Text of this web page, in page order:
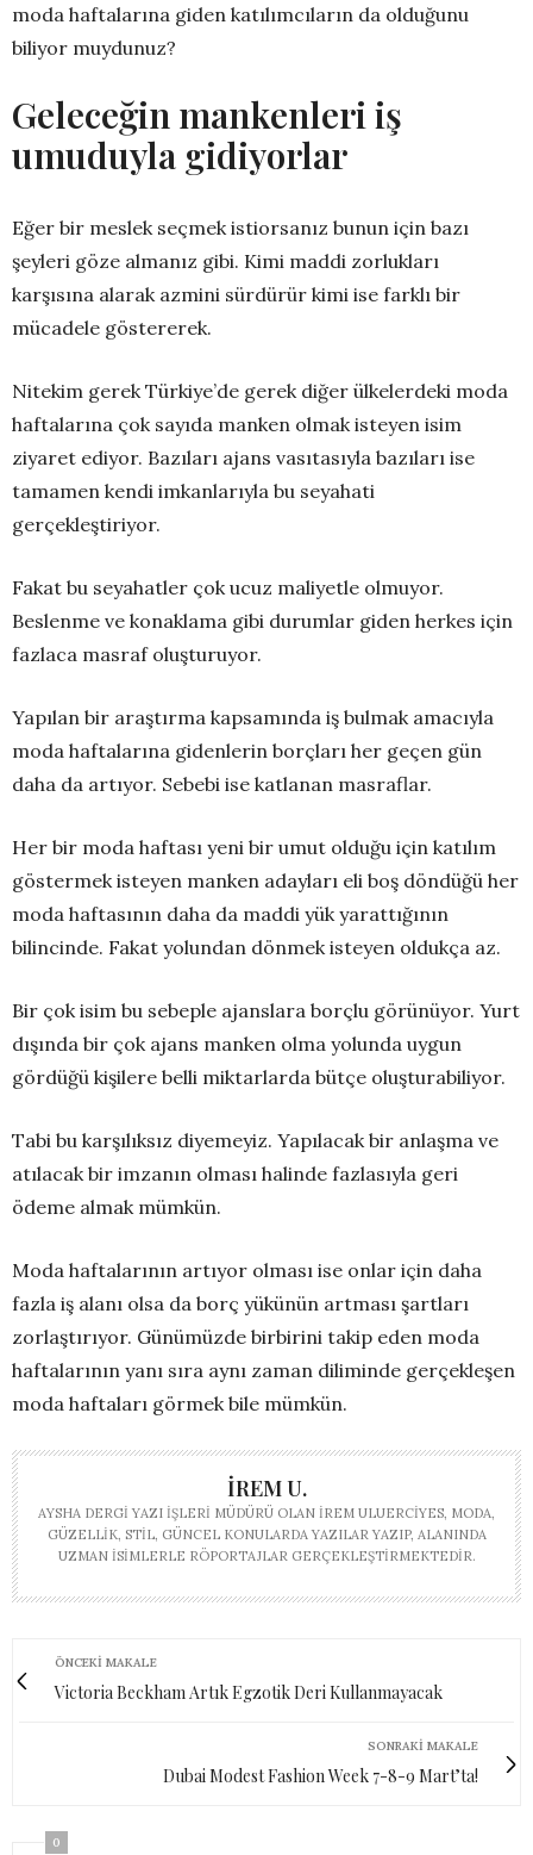
moda haftalarına giden katılımcıların da olduğunu
biliyor muydunuz?
Geleceğin mankenleri iş
umuduyla gidiyorlar
Eğer bir meslek seçmek istiorsanız bunun için bazı
şeyleri göze almanız gibi. Kimi maddi zorlukları
karşısına alarak azmini sürdürür kimi ise farklı bir
mücadele göstererek.
Nitekim gerek Türkiye’de gerek diğer ülkelerdeki moda
haftalarına çok sayıda manken olmak isteyen isim
ziyaret ediyor. Bazıları ajans vasıtasıyla bazıları ise
tamamen kendi imkanlarıyla bu seyahati
gerçekleştiriyor.
Fakat bu seyahatler çok ucuz maliyetle olmuyor.
Beslenme ve konaklama gibi durumlar giden herkes için
fazlaca masraf oluşturuyor.
Yapılan bir araştırma kapsamında iş bulmak amacıyla
moda haftalarına gidenlerin borçları her geçen gün
daha da artıyor. Sebebi ise katlanan masraflar.
Her bir moda haftası yeni bir umut olduğu için katılım
göstermek isteyen manken adayları eli boş döndüğü her
moda haftasının daha da maddi yük yarattığının
bilincinde. Fakat yolundan dönmek isteyen oldukça az.
Bir çok isim bu sebeple ajanslara borçlu görünüyor. Yurt
dışında bir çok ajans manken olma yolunda uygun
gördüğü kişilere belli miktarlarda bütçe oluşturabiliyor.
Tabi bu karşılıksız diyemeyiz. Yapılacak bir anlaşma ve
atılacak bir imzanın olması halinde fazlasıyla geri
ödeme almak mümkün.
Moda haftalarının artıyor olması ise onlar için daha
fazla iş alanı olsa da borç yükünün artması şartları
zorlaştırıyor. Günümüzde birbirini takip eden moda
haftalarının yanı sıra aynı zaman diliminde gerçekleşen
moda haftaları görmek bile mümkün.
İREM U.
AYSHA DERGI YAZI İŞLERI MÜDÜRÜ OLAN İREM ULUERCIYES, MODA,
GÜZELLIK, STIL, GÜNCEL KONULARDA YAZILAR YAZIP, ALANINDA
UZMAN ISIMLERLE RÖPORTAJLAR GERÇEKLEŞTIRMEKTEDIR.
ÖNCEKI MAKALE
Victoria Beckham Artık Egzotik Deri Kullanmayacak
SONRAKI MAKALE
Dubai Modest Fashion Week 7-8-9 Mart’ta!
0